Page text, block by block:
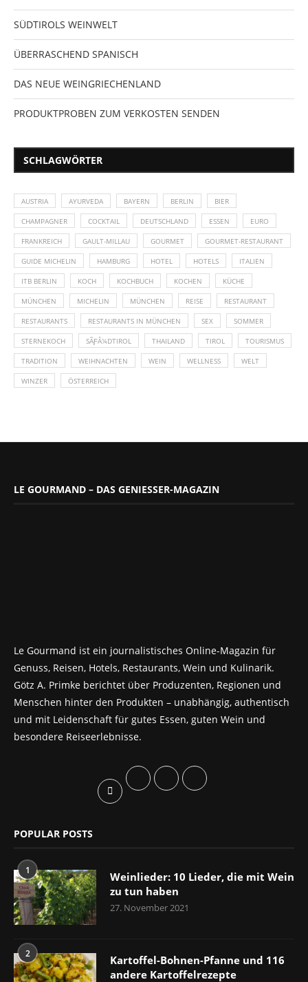
SÜDTIROLS WEINWELT
ÜBERRASCHEND SPANISCH
DAS NEUE WEINGRIECHENLAND
PRODUKTPROBEN ZUM VERKOSTEN SENDEN
SCHLAGWÖRTER
AUSTRIA AYURVEDA BAYERN BERLIN BIER
CHAMPAGNER COCKTAIL DEUTSCHLAND ESSEN EURO
FRANKREICH GAULT-MILLAU GOURMET GOURMET-RESTAURANT
GUIDE MICHELIN HAMBURG HOTEL HOTELS ITALIEN
ITB BERLIN KOCH KOCHBUCH KOCHEN KÜCHE
MÜNCHEN MICHELIN MÜNCHEN REISE RESTAURANT
RESTAURANTS RESTAURANTS IN MÜNCHEN SEX SOMMER
STERNEKOCH SÃƑÂ¼DTIROL THAILAND TIROL TOURISMUS
TRADITION WEIHNACHTEN WEIN WELLNESS WELT
WINZER ÖSTERREICH
LE GOURMAND – DAS GENIESSER-MAGAZIN
Le Gourmand ist ein journalistisches Online-Magazin für
Genuss, Reisen, Hotels, Restaurants, Wein und Kulinarik.
Götz A. Primke berichtet über Produzenten, Regionen und
Menschen hinter den Produkten – unabhängig, authentisch
und mit Leidenschaft für gutes Essen, guten Wein und
besondere Reiseerlebnisse.
POPULAR POSTS
1
Weinlieder: 10 Lieder, die mit Wein
zu tun haben
27. November 2021
2
Kartoffel-Bohnen-Pfanne und 116
andere Kartoffelrezepte